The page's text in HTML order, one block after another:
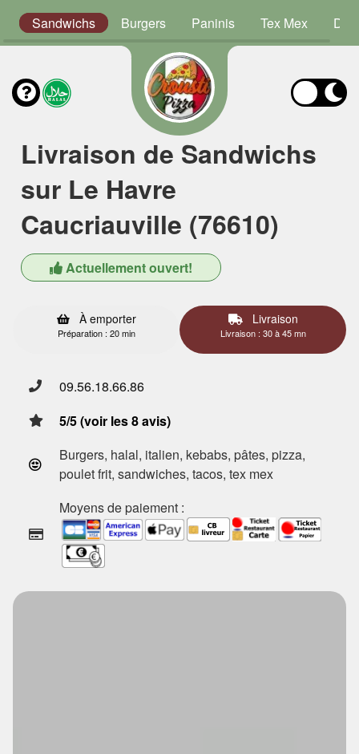
Sandwichs Burgers Paninis Tex Mex
Livraison de Sandwichs
sur Le Havre
Caucriauville (76610)
Actuellement ouvert!
À emporter
Préparation : 20 min
Livraison
Livraison : 30 à 45 mn
09.56.18.66.86
5/5 (voir les 8 avis)
Burgers, halal, italien, kebabs, pâtes, pizza,
poulet frit, sandwiches, tacos, tex mex
Moyens de paiement :